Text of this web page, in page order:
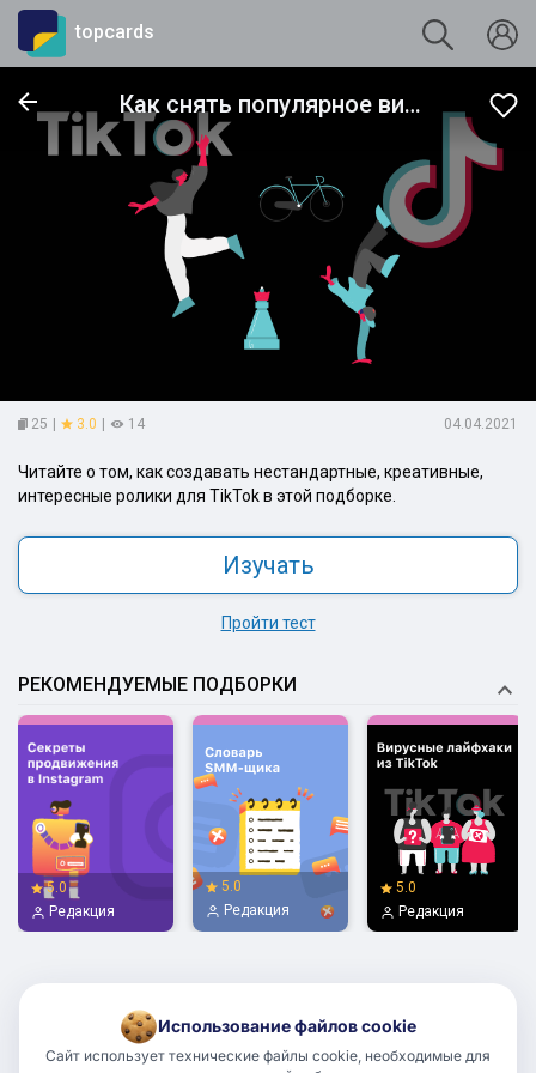
topcards
Как снять популярное видео для TikTok
25 3.0 14 04.04.2021
Читайте о том, как создавать нестандартные, креативные,
интересные ролики для TikTok в этой подборке.
Изучать
Пройти тест
РЕКОМЕНДУЕМЫЕ ПОДБОРКИ
5.0
Редакция
5.0
Редакция
5.0
Редакция
Использование файлов cookie
Сайт использует технические файлы cookie, необходимые для